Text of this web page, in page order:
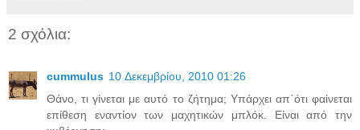
2 σχόλια:
cummulus 10 Δεκεμβρίου, 2010 01:26
Θάνο, τι γίνεται με αυτό το ζήτημα; Υπάρχει απ΄ότι φαίνεται
επίθεση εναντίον των μαχητικών μπλόκ. Είναι από την